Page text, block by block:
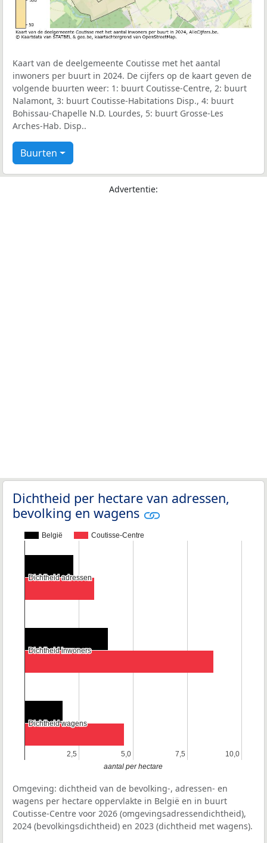
Kaart van de deelgemeente Coutisse met het aantal
inwoners per buurt in 2024. De cijfers op de kaart geven de
volgende buurten weer: 1: buurt Coutisse-Centre, 2: buurt
Nalamont, 3: buurt Coutisse-Habitations Disp., 4: buurt
Bohissau-Chapelle N.D. Lourdes, 5: buurt Grosse-Les
Arches-Hab. Disp..
Buurten
Advertentie:
Dichtheid per hectare van adressen,
bevolking en wagens
België Coutisse-Centre
2,5
2,5 5,0
5,0 7,5
7,5 10,0
10,0
Dichtheid adressen
Dichtheid adressen
Dichtheid inwoners
Dichtheid inwoners
Dichtheid wagens
Dichtheid wagens
aantal per hectare
Omgeving: dichtheid van de bevolking-, adressen- en
wagens per hectare oppervlakte in België en in buurt
Coutisse-Centre voor 2026 (omgevingsadressendichtheid),
2024 (bevolkingsdichtheid) en 2023 (dichtheid met wagens).